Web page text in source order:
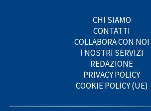
CHI SIAMO
CONTATTI
COLLABORA CON NOI
I NOSTRI SERVIZI
REDAZIONE
PRIVACY POLICY
COOKIE POLICY (UE)